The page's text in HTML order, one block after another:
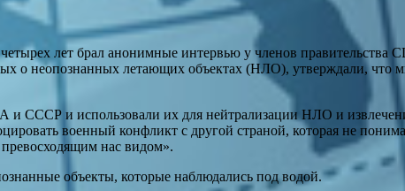
лет брал анонимные интервью у членов
о неопознанных летающих объектах (НЛО), утверждали, что
СССР и использовали их для нейтрализации НЛО и
военный конфликт с другой страной, которая не
нас видом».
объекты, которые наблюдались под водой.